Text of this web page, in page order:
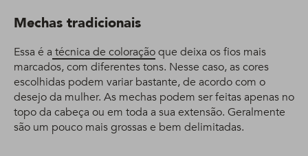
Mechas tradicionais
Essa é a técnica de coloraçãoque deixa os fios mais
marcados, com diferentes tons. Nesse caso, as cores
escolhidas podem variar bastante, de acordo com o
desejo da mulher. As mechas podem ser feitas apenas no
topo da cabeça ou em toda a sua extensão. Geralmente
são um pouco mais grossas e bem delimitadas.